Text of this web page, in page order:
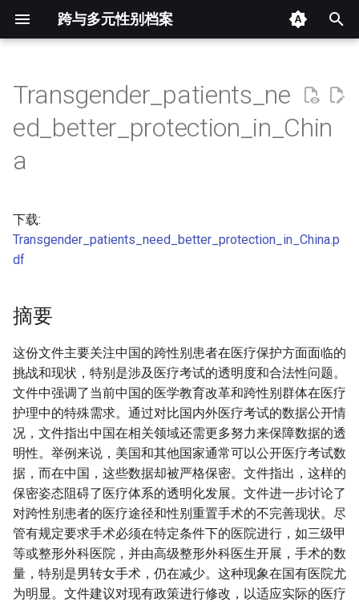
跨与多元性别档案
开
始
索
摘要
Metadata]
Transgender_patients_ne
ed_better_protection_in_Chin
a
下载:
Transgender_patients_need_better_protection_in_China.p
df
摘要
这份文件主要关注中国的跨性别患者在医疗保护方面面临的
挑战和现状，特别是涉及医疗考试的透明度和合法性问题。
文件中强调了当前中国的医学教育改革和跨性别群体在医疗
护理中的特殊需求。通过对比国内外医疗考试的数据公开情
况，文件指出中国在相关领域还需更多努力来保障数据的透
明性。举例来说，美国和其他国家通常可以公开医疗考试数
据，而在中国，这些数据却被严格保密。文件指出，这样的
保密姿态阻碍了医疗体系的透明化发展。文件进一步讨论了
对跨性别患者的医疗途径和性别重置手术的不完善现状。尽
管有规定要求手术必须在特定条件下的医院进行，如三级甲
等或整形外科医院，并由高级整形外科医生开展，手术的数
量，特别是男转女手术，仍在减少。这种现象在国有医院尤
为明显。文件建议对现有政策进行修改，以适应实际的医疗